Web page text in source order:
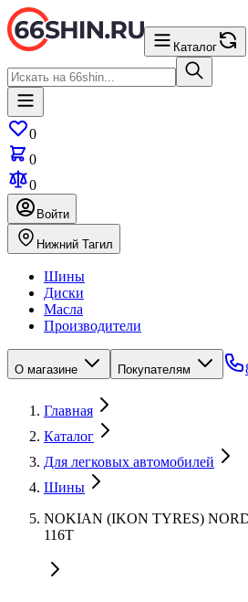
Каталог
0
0
0
Войти
Нижний Тагил
Шины
Диски
Масла
Производители
О магазине Покупателям
Главная
Каталог
Для легковых автомобилей
Шины
NOKIAN (IKON TYRES)
116T